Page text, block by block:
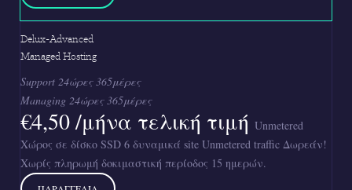
Delux-Advanced
Managed Hosting
Support 24ώρες 365μέρες
Managing 24ώρες 365μέρες
€4,50 /μήνα τελική τιμή Unmetered
Χώρος σε δίσκο SSD 6 δυναμικά site Unmetered traffic Δωρεάν!
Χωρίς πληρωμή δοκιμαστική περίοδος 15 ημερών.